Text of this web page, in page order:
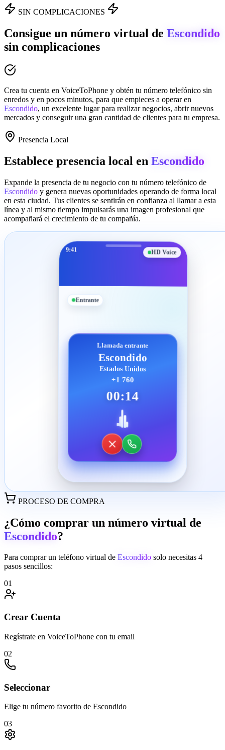
SIN COMPLICACIONES
Consigue un número virtual de Escondido
sin complicaciones
Crea tu cuenta en VoiceToPhone y obtén tu número telefónico sin
enredos y en pocos minutos, para que empieces a operar en
Escondido, un excelente lugar para realizar negocios, abrir nuevos
mercados y conseguir una gran cantidad de clientes para tu empresa.
Presencia Local
Establece presencia local en Escondido
Expande la presencia de tu negocio con tu número telefónico de
Escondido y genera nuevas oportunidades operando de forma local
en esta ciudad. Tus clientes se sentirán en confianza al llamar a esta
línea y al mismo tiempo impulsarás una imagen profesional que
acompañará el crecimiento de tu compañía.
9:41 HD Voice
Entrante
Llamada entrante
Escondido
Estados Unidos
+1 760
00:14
PROCESO DE COMPRA
¿Cómo comprar un número virtual de
Escondido?
Para comprar un teléfono virtual de Escondido solo necesitas 4
pasos sencillos:
01
Crear Cuenta
Regístrate en VoiceToPhone con tu email
02
Seleccionar
Elige tu número favorito de Escondido
03